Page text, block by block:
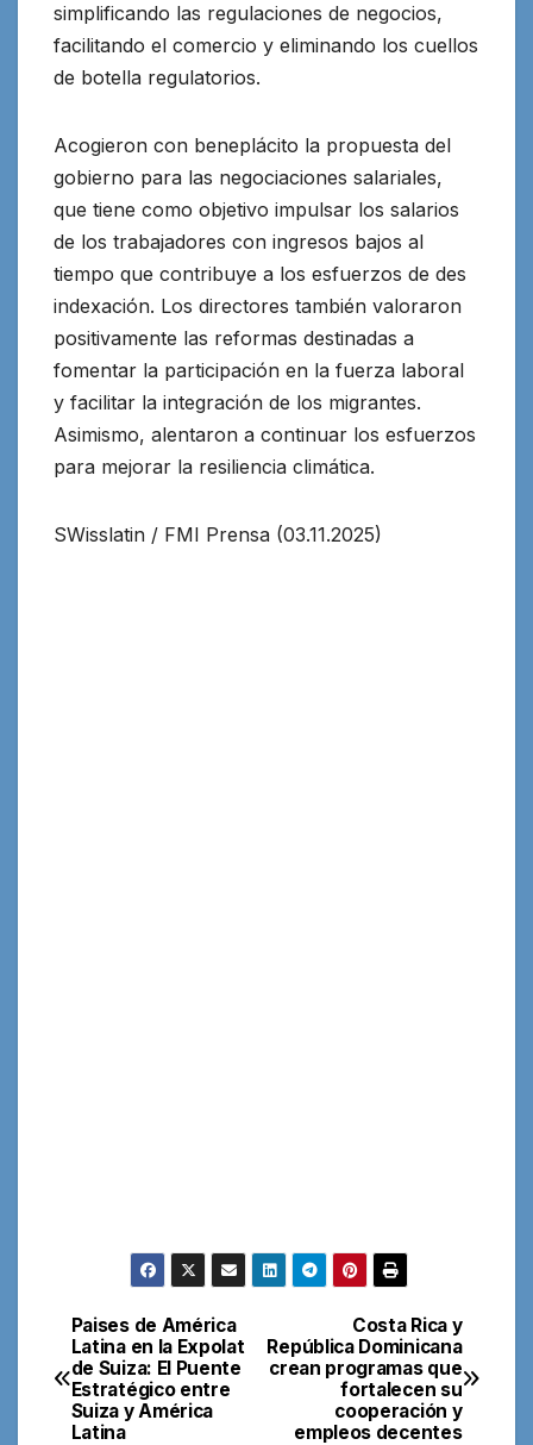
simplificando las regulaciones de negocios,
facilitando el comercio y eliminando los cuellos
de botella regulatorios.
Acogieron con beneplácito la propuesta del
gobierno para las negociaciones salariales,
que tiene como objetivo impulsar los salarios
de los trabajadores con ingresos bajos al
tiempo que contribuye a los esfuerzos de des
indexación. Los directores también valoraron
positivamente las reformas destinadas a
fomentar la participación en la fuerza laboral
y facilitar la integración de los migrantes.
Asimismo, alentaron a continuar los esfuerzos
para mejorar la resiliencia climática.
SWisslatin / FMI Prensa (03.11.2025)
Navegación
de
Costa Rica y
República Dominicana
crean programas que
fortalecen su
cooperación y
empleos decentes
Paises de América
Latina en la Expolat
de Suiza: El Puente
Estratégico entre
Suiza y América
Latina